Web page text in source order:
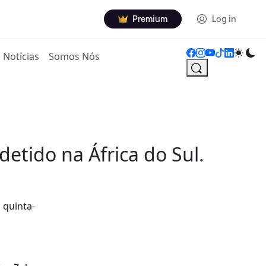
Premium Log in
Notícias Somos Nós
na África do Sul.
quinta-